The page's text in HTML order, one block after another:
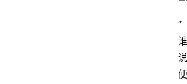
“
谁
说
便